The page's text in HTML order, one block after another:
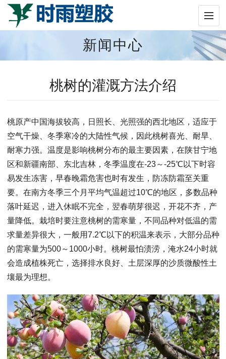
新闻中心
桃树的灌溉方法介绍
桃原产中国海拔较高，日照长、光照强的西北地区，适应于
空气干燥、冬季寒冷的大陆性气候，因此桃树喜光、耐旱、
耐寒力强。温度是影响桃树分布的最主要因素，在陕甘宁地
区和新疆南部、东北吉林，冬季温度在-23～-25℃以下时容
易发生冻害，早春晚霜危害也时有发生，防冻防霜至关重
要。在南方冬季三个月平均气温超过10℃的地区，多数品种
落叶延迟，进入休眠不完全，翌春萌芽很迟，开花不齐，产
量降低。栽培时要注意桃树的需寒量，不同品种对低温的需
求量差异很大，一般用7.2℃以下的积温来表示，大部分品种
的需寒量为500～1000小时。桃树最怕渍涝，淹水24小时就
会造成植株死亡，选择排水良好、土层深厚的沙质微酸性土
壤最为理想。